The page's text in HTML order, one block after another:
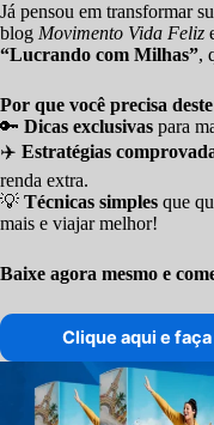
Já pensou em transformar
blog Movimento Vida Feliz
“Lucrando com Milhas”,
Por que você precisa
🔑 Dicas exclusivas para
✈️ Estratégias
renda extra.
💡 Técnicas simples que
mais e viajar melhor!
Baixe agora mesmo e
Clique aqui e